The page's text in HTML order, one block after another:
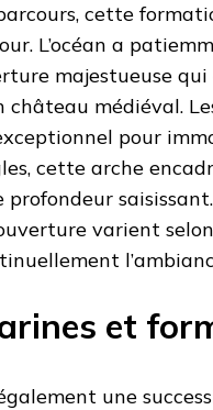
cette
L’océan a
majestueuse
château médiéval.
pour
cette arche
varient selon
et
une